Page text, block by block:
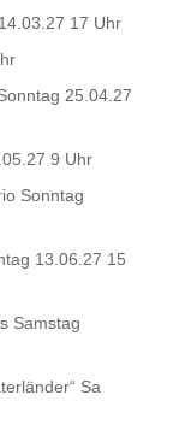
17 Uhr
25.04.27
9 Uhr
Sonntag
13.06.27 15
Samstag
Sa